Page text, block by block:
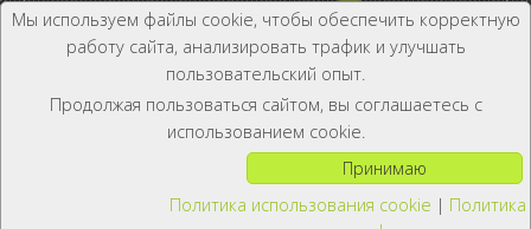
Дилер и Дистрибьютор
+7 (800) 333-19-81
Мы используем файлы cookie, чтобы обеспечить корректную
работу сайта, анализировать трафик и улучшать
пользовательский опыт.
Продолжая пользоваться сайтом, вы соглашаетесь с
использованием cookie.
Принимаю
Политика использования cookie | Политика